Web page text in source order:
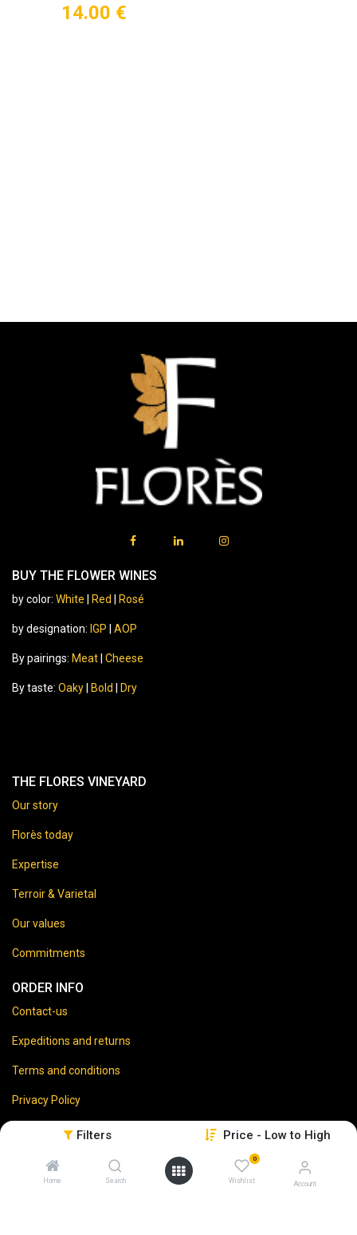
Filters Price - Low to High
Home Search
0
Wishlist Account
14.00 €
BUY THE FLOWER WINES
by color: White Red Rosé
by designation: IGP AOP
By pairings: Meat Cheese
By taste: Oaky Bold Dry
THE FLORES VINEYARD
Our story
Florès today
Expertise
Terroir & Varietal
Our values
Commitments
ORDER INFO
Contact-us
Expeditions and returns
Terms and conditions
Privacy Policy
Legal disclaimer